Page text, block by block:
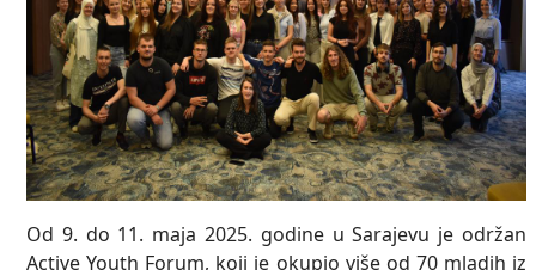
Od 9. do 11. maja 2025. godine u Sarajevu je održan
Active Youth Forum, koji je okupio više od 70 mladih iz